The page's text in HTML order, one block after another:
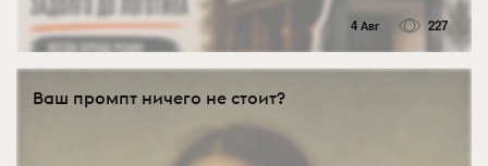
4 Авг 227
Ваш промпт ничего не стоит?